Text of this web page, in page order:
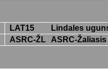
LAT15
Lindales
ASRC-ŽL ASRC-